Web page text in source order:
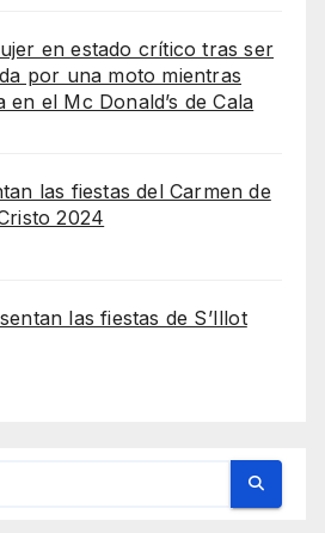
en estado crítico tras ser
por una moto mientras
en el Mc Donald’s de Cala
las fiestas del Carmen de
2024
las fiestas de S’Illot